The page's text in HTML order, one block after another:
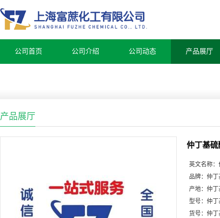
公司首页 公司介绍 公司动态 产品展厅
产品展厅
仲丁基硫
英文名称：
品牌： 仲丁
产地： 仲丁
型号： 仲丁
货号： 仲丁